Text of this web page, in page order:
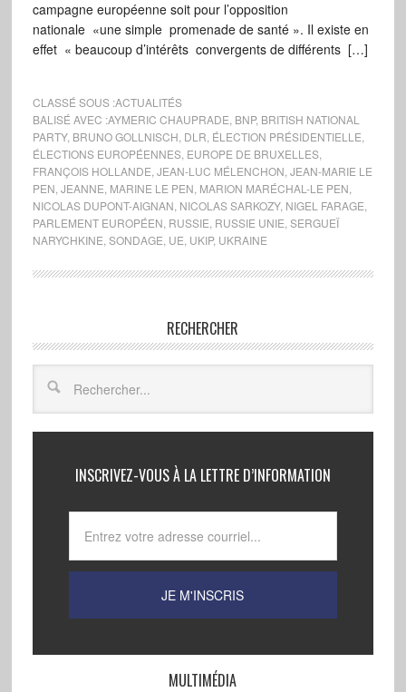
campagne européenne soit pour l’opposition
nationale «une simple promenade de santé ». Il existe en
effet « beaucoup d’intérêts convergents de différents […]
CLASSÉ SOUS :ACTUALITÉS
BALISÉ AVEC :AYMERIC CHAUPRADE BNP, BRITISH NATIONAL
PARTY, BRUNO GOLLNISCH DLR ÉLECTION PRÉSIDENTIELLE
ÉLECTIONS EUROPÉENNES, EUROPE DE BRUXELLES,
FRANÇOIS HOLLANDE JEAN-LUC MÉLENCHON JEAN-MARIE LE
PEN JEANNE MARINE LE PEN MARION MARÉCHAL-LE PEN
NICOLAS DUPONT-AIGNAN NICOLAS SARKOZY, NIGEL FARAGE
PARLEMENT EUROPÉEN RUSSIE RUSSIE UNIE SERGUEÏ
NARYCHKINE SONDAGE UE UKIP, UKRAINE
RECHERCHER
INSCRIVEZ-VOUS À LA LETTRE D’INFORMATION
MULTIMÉDIA